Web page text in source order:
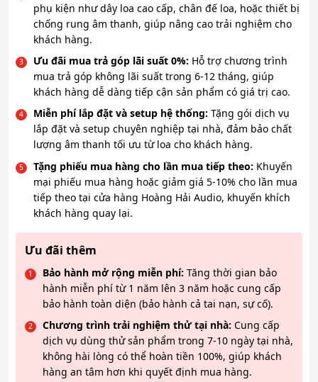
phụ kiện như dây loa cao cấp, chân đế loa, hoặc thiết bị
chống rung âm thanh, giúp nâng cao trải nghiệm cho
khách hàng.
Ưu đãi mua trả góp lãi suất 0%: Hỗ trợ chương trình
mua trả góp không lãi suất trong 6-12 tháng, giúp
khách hàng dễ dàng tiếp cận sản phẩm có giá trị cao.
Miễn phí lắp đặt và setup hệ thống: Tặng gói dịch vụ
lắp đặt và setup chuyên nghiệp tại nhà, đảm bảo chất
lượng âm thanh tối ưu từ loa cho khách hàng.
Tặng phiếu mua hàng cho lần mua tiếp theo: Khuyến
mại phiếu mua hàng hoặc giảm giá 5-10% cho lần mua
tiếp theo tại cửa hàng Hoàng Hải Audio, khuyến khích
khách hàng quay lại.
Ưu đãi thêm
Bảo hành mở rộng miễn phí: Tăng thời gian bảo
hành miễn phí từ 1 năm lên 3 năm hoặc cung cấp
bảo hành toàn diện (bảo hành cả tai nạn, sự cố).
Chương trình trải nghiệm thử tại nhà: Cung cấp
dịch vụ dùng thử sản phẩm trong 7-10 ngày tại nhà,
không hài lòng có thể hoàn tiền 100%, giúp khách
hàng an tâm hơn khi quyết định mua hàng.